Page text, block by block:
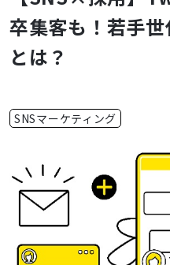
卒集客も！若手
とは？
SNSマーケティング